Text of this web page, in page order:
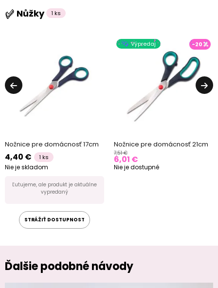
Nůžky 1 ks
Nožnice pre domácnosť 17cm
4,40 € 1 ks
Nie je skladom
Ľutujeme, ale produkt je aktuálne
vypredaný
STRÁŽIŤ DOSTUPNOST
Výpredaj -20
Nožnice pre domácnosť 21cm
7,51 €
6,01 €
Nie je dostupné
Ďalšie podobné návody